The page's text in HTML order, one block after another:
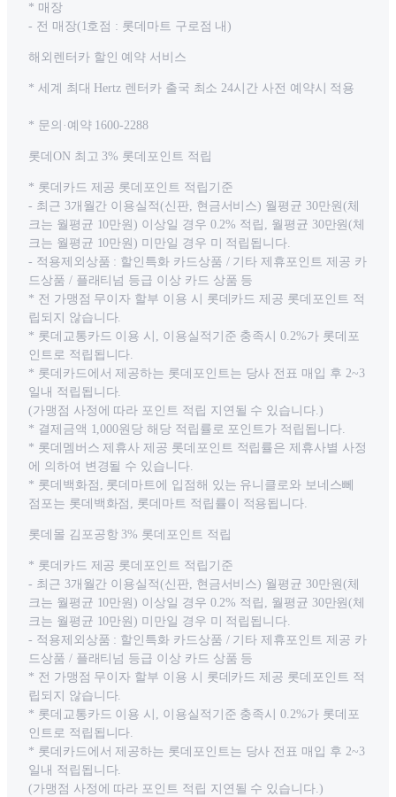
* 매장
- 전 매장(1호점 : 롯데마트 구로점 내)
해외렌터카 할인 예약 서비스
* 세계 최대 Hertz 렌터카 출국 최소 24시간 사전 예약시 적용
* 문의·예약 1600-2288
롯데ON 최고 3% 롯데포인트 적립
* 롯데카드 제공 롯데포인트 적립기준
- 최근 3개월간 이용실적(신판, 현금서비스) 월평균 30만원(체
크는 월평균 10만원) 이상일 경우 0.2% 적립, 월평균 30만원(체
크는 월평균 10만원) 미만일 경우 미 적립됩니다.
- 적용제외상품 : 할인특화 카드상품 / 기타 제휴포인트 제공 카
드상품 / 플래티넘 등급 이상 카드 상품 등
* 전 가맹점 무이자 할부 이용 시 롯데카드 제공 롯데포인트 적
립되지 않습니다.
* 롯데교통카드 이용 시, 이용실적기준 충족시 0.2%가 롯데포
인트로 적립됩니다.
* 롯데카드에서 제공하는 롯데포인트는 당사 전표 매입 후 2~3
일내 적립됩니다.
(가맹점 사정에 따라 포인트 적립 지연될 수 있습니다.)
* 결제금액 1,000원당 해당 적립률로 포인트가 적립됩니다.
* 롯데멤버스 제휴사 제공 롯데포인트 적립률은 제휴사별 사정
에 의하여 변경될 수 있습니다.
* 롯데백화점, 롯데마트에 입점해 있는 유니클로와 보네스뻬
점포는 롯데백화점, 롯데마트 적립률이 적용됩니다.
롯데몰 김포공항 3% 롯데포인트 적립
* 롯데카드 제공 롯데포인트 적립기준
- 최근 3개월간 이용실적(신판, 현금서비스) 월평균 30만원(체
크는 월평균 10만원) 이상일 경우 0.2% 적립, 월평균 30만원(체
크는 월평균 10만원) 미만일 경우 미 적립됩니다.
- 적용제외상품 : 할인특화 카드상품 / 기타 제휴포인트 제공 카
드상품 / 플래티넘 등급 이상 카드 상품 등
* 전 가맹점 무이자 할부 이용 시 롯데카드 제공 롯데포인트 적
립되지 않습니다.
* 롯데교통카드 이용 시, 이용실적기준 충족시 0.2%가 롯데포
인트로 적립됩니다.
* 롯데카드에서 제공하는 롯데포인트는 당사 전표 매입 후 2~3
일내 적립됩니다.
(가맹점 사정에 따라 포인트 적립 지연될 수 있습니다.)